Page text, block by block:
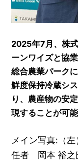
2025年7月、株
ーンワイズと協
総合農業パーク
鮮度保持冷蔵シ
り、農産物の安
現することが可能
メイン写真:（
任者 岡本 裕之